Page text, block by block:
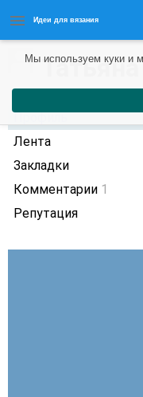
Идеи для вязания
Профиль
Лента
Закладки
Комментарии 1
Репутация
Мы используем куки и